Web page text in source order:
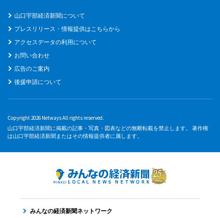
山口宇部経済新聞について
プレスリリース・情報提供はこちらから
アクセスデータの利用について
お問い合わせ
広告のご案内
後援申請について
Copyright 2026 Netways All rights reserved.
山口宇部経済新聞に掲載の記事・写真・図表などの無断転載を禁止します。 著作権
は山口宇部経済新聞またはその情報提供者に属します。
みんなの経済新聞ネットワーク